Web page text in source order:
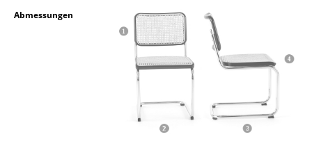
Stapelbetten
Nachttische & Bettzubehör
Abmessungen